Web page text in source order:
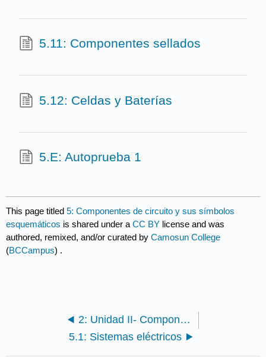
5.11: Componentes sellados
5.12: Celdas y Baterías
5.E: Autoprueba 1
This page titled5: Componentes de circuito y sus símbolos
esquemáticos is shared under aCC BY license and was
authored, remixed, and/or curated byCamosun College
(BCCampus) .
2: Unidad II- Componentes de circuitos comunes y sus símbolos
5.1: Sistemas eléctricos